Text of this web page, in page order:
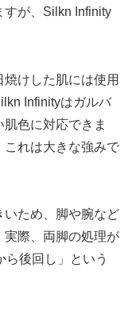
すが、Silkn Infinity
けした肌には使用
Infinityはガルバ
色に対応できま
これは大きな強みで
いため、脚や腕など
実際、両脚の処理が
後回し」という